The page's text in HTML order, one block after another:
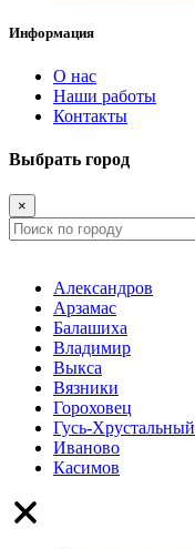
Информация
О нас
Наши работы
Контакты
Выбрать город
×
Александров
Арзамас
Балашиха
Владимир
Выкса
Вязники
Гороховец
Гусь-Хрустальный
Иваново
Касимов